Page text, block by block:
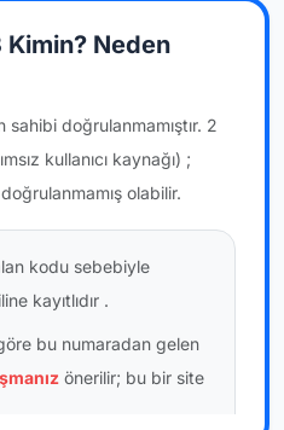
Kimin? Neden
sahibi doğrulanmamıştır. 2
kullanıcı kaynağı) ;
doğrulanmamış olabilir.
kodu sebebiyle
kayıtlıdır .
bu numaradan gelen
önerilir; bu bir site